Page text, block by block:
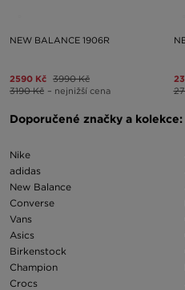
NEW BALANCE 1906R
2590 Kč 3990 Kč
3190 Kč – nejnižší cena
Doporučené značky a kolekce:
Nike
adidas
New Balance
Converse
Vans
Asics
Birkenstock
Champion
Crocs